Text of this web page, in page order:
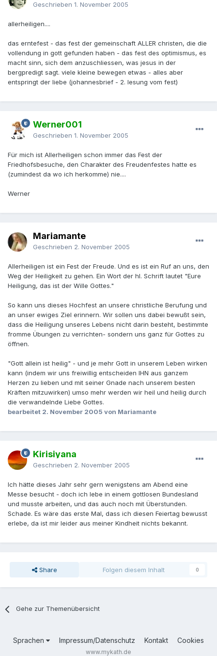
Geschrieben 1. November 2005
allerheiligen....
das erntefest - das fest der gemeinschaft ALLER christen, die die
vollendung in gott gefunden haben - das fest des optimismus, es
macht sinn, sich dem anzuschliessen, was jesus in der
bergpredigt sagt. viele kleine bewegen etwas - alles aber
entspringt der liebe (johannesbrief - 2. lesung vom fest)
Werner001
Geschrieben 1. November 2005
Für mich ist Allerheiligen schon immer das Fest der
Friedhofsbesuche, den Charakter des Freudenfestes hatte es
(zumindest da wo ich herkomme) nie....
Werner
Mariamante
Geschrieben 2. November 2005
Allerheiligen ist ein Fest der Freude. Und es ist ein Ruf an uns, den
Weg der Heiligkeit zu gehen. Ein Wort der hl. Schrift lautet "Eure
Heiligung, das ist der Wille Gottes."
So kann uns dieses Hochfest an unsere christliche Berufung und
an unser ewiges Ziel erinnern. Wir sollen uns dabei bewußt sein,
dass die Heiligung unseres Lebens nicht darin besteht, bestimmte
fromme Übungen zu verrichten- sondern uns ganz für Gottes zu
öffnen.
"Gott allein ist heilig" - und je mehr Gott in unserem Leben wirken
kann (indem wir uns freiwillig entscheiden IHN aus ganzem
Herzen zu lieben und mit seiner Gnade nach unserem besten
Kräften mitzuwirken) umso mehr werden wir heil und heilig durch
die verwandelnde Liebe Gottes.
bearbeitet 2. November 2005 von Mariamante
Kirisiyana
Geschrieben 2. November 2005
Ich hätte dieses Jahr sehr gern wenigstens am Abend eine
Messe besucht - doch ich lebe in einem gottlosen Bundesland
und musste arbeiten, und das auch noch mit Überstunden.
Schade. Es wäre das erste Mal, dass ich diesen Feiertag bewusst
erlebe, da ist mir leider aus meiner Kindheit nichts bekannt.
Share Folgen diesem Inhalt 0
Gehe zur Themenübersicht
Sprachen Impressum/Datenschutz Kontakt Cookies
www.mykath.de